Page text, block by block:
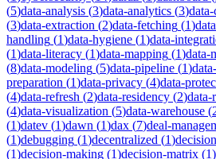
(5)data-analysis (3)data-analytics (3)
(3)data-extraction (2)data-fetching (1)
handling (1)data-hygiene (1)data-
(1)data-literacy (1)data-mapping (1)data-
(8)data-modeling (5)data-pipeline (1)
preparation (1)data-privacy (4)data-
(4)data-refresh (2)data-residency (2)data-
(4)data-visualization (5)data-warehouse (
(1)datev (1)dawn (1)dax (7)deal-
(1)debugging (1)decentralized (1)decision
(1)decision-making (1)decision-matrix (1)